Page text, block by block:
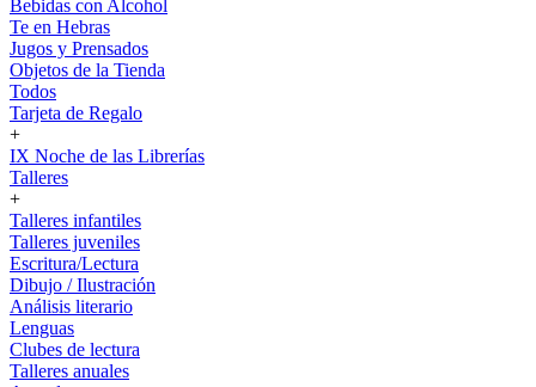
Bebidas con Alcohol
Te en Hebras
Jugos y Prensados
Objetos de la Tienda
Todos
Tarjeta de Regalo
+
IX Noche de las Librerías
Talleres
+
Talleres infantiles
Talleres juveniles
Escritura/Lectura
Dibujo / Ilustración
Análisis literario
Lenguas
Clubes de lectura
Talleres anuales